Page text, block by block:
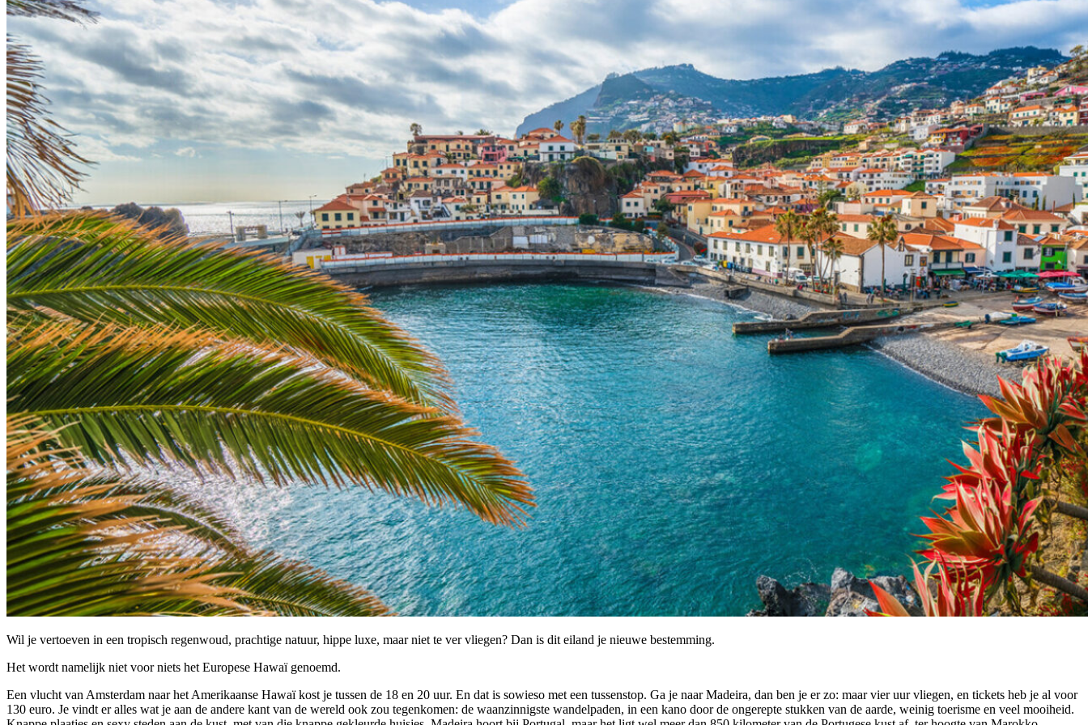
Wil je vertoeven in een tropisch regenwoud, prachtige natuur, hippe luxe, maar niet te ver vliegen? Dan is dit eiland je nieuwe bestemming.
Het wordt namelijk niet voor niets het Europese Hawaï genoemd.
Een vlucht van Amsterdam naar het Amerikaanse Hawaï kost je tussen de 18 en 20 uur. En dat is sowieso met een tussenstop. Ga je naar Madeira, dan ben je er zo: maar vier uur vliegen, en tickets heb je al voor
130 euro. Je vindt er alles wat je aan de andere kant van de wereld ook zou tegenkomen: de waanzinnigste wandelpaden, in een kano door de ongerepte stukken van de aarde, weinig toerisme en veel mooiheid.